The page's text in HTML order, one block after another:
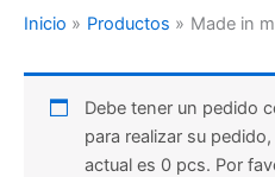
Inicio Productos Made in
Debe tener un pedido
para realizar su
actual es 0 pcs. Por